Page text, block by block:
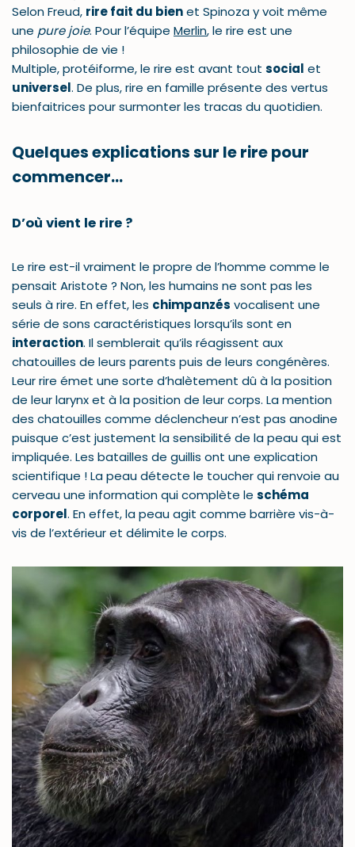
Selon Freud, rire fait du bienet Spinoza y voit même
une pure joie. Pour l’équipe Merlin, le rire est une
philosophie de vie !
Multiple, protéiforme, le rire est avant tout social et
universel. De plus, rire en famille présente des vertus
bienfaitrices pour surmonter les tracas du quotidien.
Quelques explications sur le rire pour
commencer…
D’où vient le rire ?
Le rire est-il vraiment le propre de l’homme comme le
pensait Aristote ? Non, les humains ne sont pas les
seuls à rire. En effet, les chimpanzés vocalisent une
série de sons caractéristiques lorsqu’ils sont en
interaction. Il semblerait qu’ils réagissent aux
chatouilles de leurs parents puis de leurs congénères.
Leur rire émet une sorte d’halètement dû à la position
de leur larynx et à la position de leur corps. La mention
des chatouilles comme déclencheur n’est pas anodine
puisque c’est justement la sensibilité de la peau qui est
impliquée. Les batailles de guillis ont une explication
scientifique ! La peau détecte le toucher qui renvoie au
cerveau une information qui complète le schéma
corporel. En effet, la peau agit comme barrière vis-à-
vis de l’extérieur et délimite le corps.